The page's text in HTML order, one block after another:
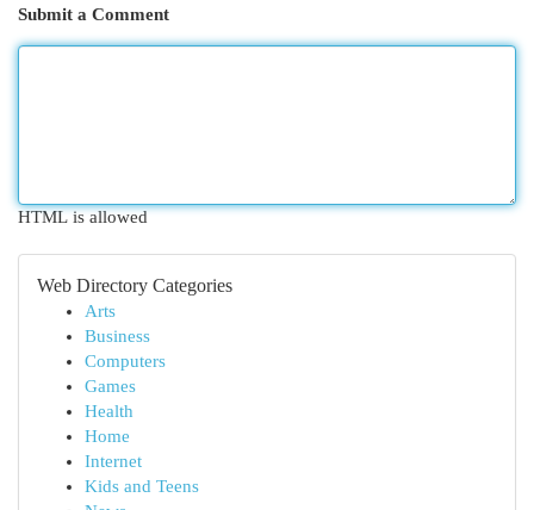
Submit a Comment
HTML is allowed
Web Directory Categories
Arts
Business
Computers
Games
Health
Home
Internet
Kids and Teens